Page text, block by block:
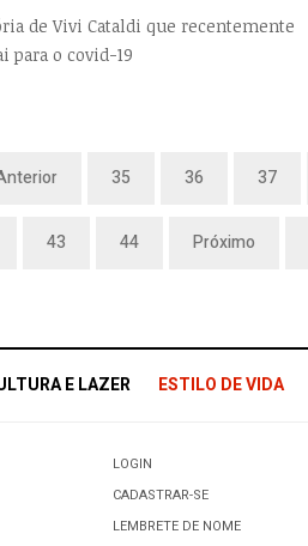
de Vivi Cataldi que recentemente
para o covid-19
35 36 37
43 44 Próximo
E LAZER ESTILO DE VIDA
LOGIN
CADASTRAR-SE
LEMBRETE DE NOME